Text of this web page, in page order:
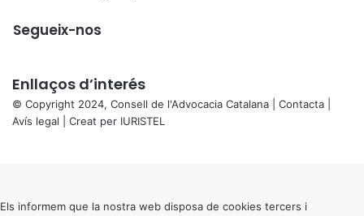
Segueix-nos
Enllaços d’interés
© Copyright 2024, Consell de l'Advocacia Catalana | Contacta
Avís legal | Creat per IURISTEL
button
Els informem que la nostra web disposa de cookies tercers i